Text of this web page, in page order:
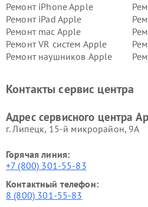
Ремонт iPhone Apple
Ремонт iPad Apple
Ремонт mac Apple
Ремонт VR систем Apple
Ремонт наушников Apple
Контакты сервис центра
Адрес сервисного центра
г. Липецк, 15-й микрорайон, 9А
Горячая линия:
+7 (800) 301-55-83
Контактный телефон:
8 (800) 301-55-83